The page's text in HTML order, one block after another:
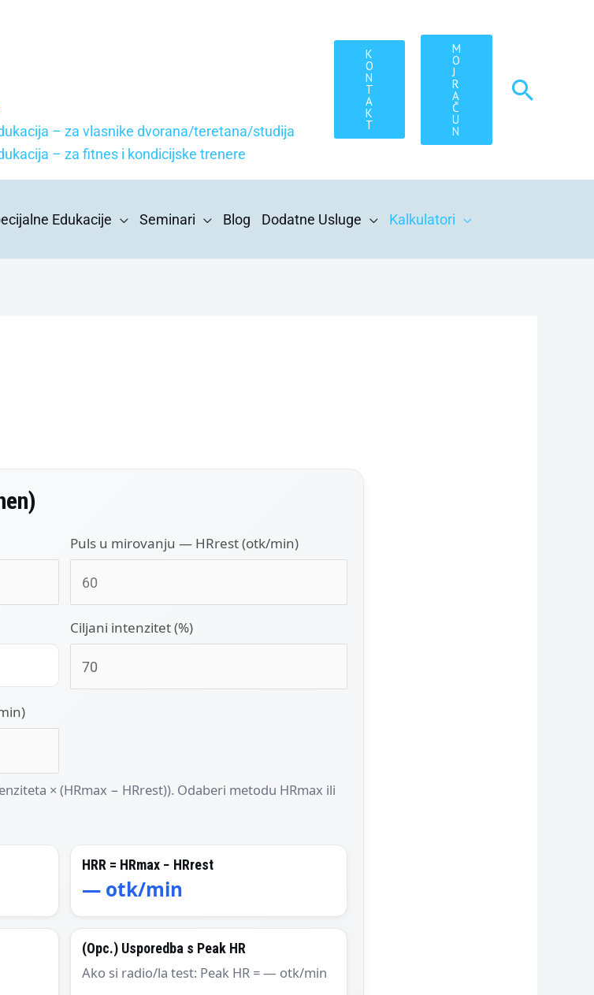
– za vlasnike dvorana/teretana/studija
– za fitnes i kondicijske trenere
K
O
N
T
A
K
T
M
O
J
R
A
Č
U
N
Edukacije Seminari Blog Dodatne Usluge Kalkulatori
Puls u mirovanju — HRrest (otk/min)
Ciljani intenzitet (%)
× (HRmax − HRrest)). Odaberi metodu HRmax ili
HRR = HRmax − HRrest
— otk/min
(Opc.) Usporedba s Peak HR
Ako si radio/la test: Peak HR =— otk/min